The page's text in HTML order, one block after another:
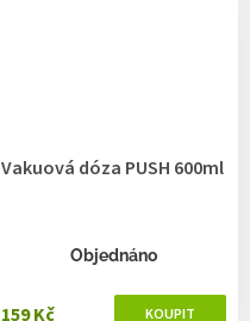
Vakuová dóza PUSH 600ml
Objednáno
159 Kč